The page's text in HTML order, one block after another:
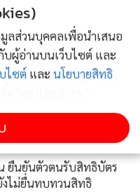
ม โอรังปันตัย” ปัตตานี อีก
ญาประมงพื้นบ้าน สร้าง
านครแห่งอาหารฮาลาล
ตำแหน่ง
ขภาพจิตเด็กไทย” หลัง
วิทยาประจำรร.”
ยืนยันตัวตนรับสิทธิบัตร
งไม่ยื่นทบทวนสิทธิ
ลส่วนบุคคลเพื่อนำเสนอ
ผู้อ่านบนเว็บไซต์ และ
ไซต์ และ นโยบายสิทธิ